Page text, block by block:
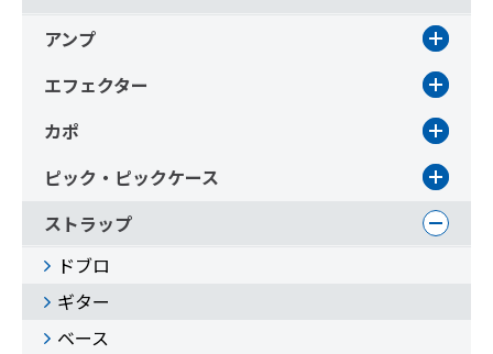
アンプ
エフェクター
カポ
ピック・ピックケース
ストラップ
ドブロ
ギター
ベース